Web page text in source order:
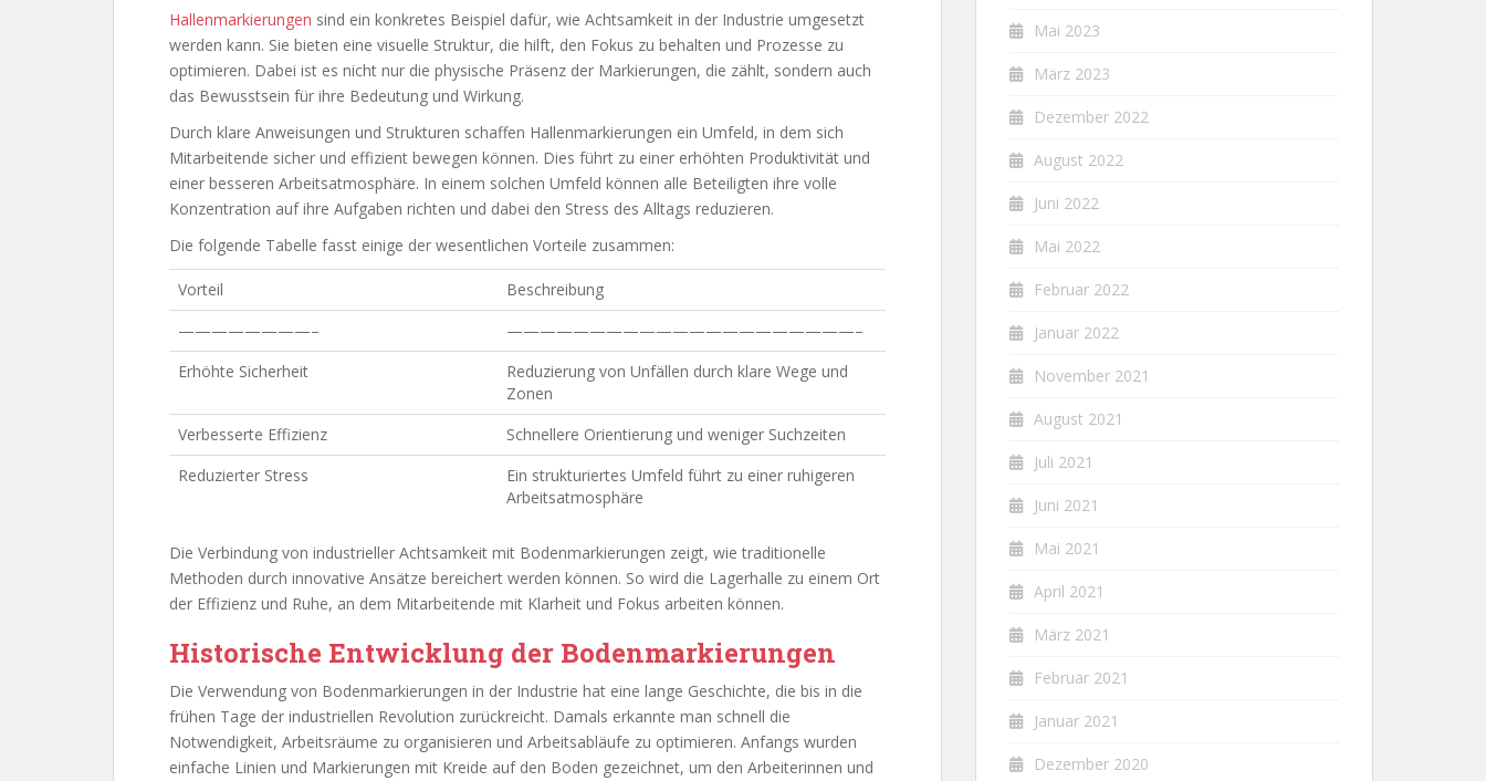
Hallenmarkierungen sind ein konkretes Beispiel dafür, wie Achtsamkeit in der Industrie umgesetzt
werden kann. Sie bieten eine visuelle Struktur, die hilft, den Fokus zu behalten und Prozesse zu
optimieren. Dabei ist es nicht nur die physische Präsenz der Markierungen, die zählt, sondern auch
das Bewusstsein für ihre Bedeutung und Wirkung.
Durch klare Anweisungen und Strukturen schaffen Hallenmarkierungen ein Umfeld, in dem sich
Mitarbeitende sicher und effizient bewegen können. Dies führt zu einer erhöhten Produktivität und
einer besseren Arbeitsatmosphäre. In einem solchen Umfeld können alle Beteiligten ihre volle
Konzentration auf ihre Aufgaben richten und dabei den Stress des Alltags reduzieren.
Die folgende Tabelle fasst einige der wesentlichen Vorteile zusammen:
Vorteil
Beschreibung
————————–
—————————————————————–
Erhöhte Sicherheit
Reduzierung von Unfällen durch klare Wege und
Zonen
Verbesserte Effizienz
Schnellere Orientierung und weniger Suchzeiten
Reduzierter Stress
Ein strukturiertes Umfeld führt zu einer ruhigeren
Arbeitsatmosphäre
Die Verbindung von industrieller Achtsamkeit mit Bodenmarkierungen zeigt, wie traditionelle
Methoden durch innovative Ansätze bereichert werden können. So wird die Lagerhalle zu einem Ort
der Effizienz und Ruhe, an dem Mitarbeitende mit Klarheit und Fokus arbeiten können.
Historische Entwicklung der Bodenmarkierungen
Die Verwendung von Bodenmarkierungen in der Industrie hat eine lange Geschichte, die bis in die
frühen Tage der industriellen Revolution zurückreicht. Damals erkannte man schnell die
Notwendigkeit, Arbeitsräume zu organisieren und Arbeitsabläufe zu optimieren. Anfangs wurden
einfache Linien und Markierungen mit Kreide auf den Boden gezeichnet, um den Arbeiterinnen und
Mai 2023
März 2023
Dezember 2022
August 2022
Juni 2022
Mai 2022
Februar 2022
Januar 2022
November 2021
August 2021
Juli 2021
Juni 2021
Mai 2021
April 2021
März 2021
Februar 2021
Januar 2021
Dezember 2020